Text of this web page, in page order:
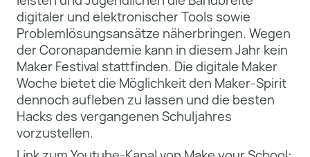
digitaler und elektronischer Tools sowie
Problemlösungsansätze näherbringen. Wegen
der Coronapandemie kann in diesem Jahr kein
Maker Festival stattfinden. Die digitale Maker
Woche bietet die Möglichkeit den Maker-Spirit
dennoch aufleben zu lassen und die besten
Hacks des vergangenen Schuljahres
vorzustellen.